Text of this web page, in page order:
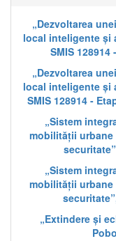
„Dezvoltarea
local inteligente și
SMIS 128914
„Dezvoltarea
local inteligente și
SMIS 128914 -
„Sistem
mobilității urbane
„Sistem
mobilității urbane
„Extindere și